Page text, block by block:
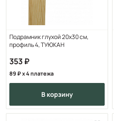
Подрамник глухой 20x30 см,
профиль 4, ТУЮКАН
353
89 x 4 платежа
в корзину